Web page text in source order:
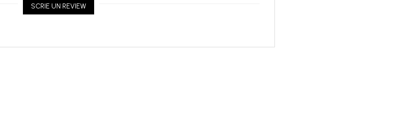
SCRIE UN REVIEW